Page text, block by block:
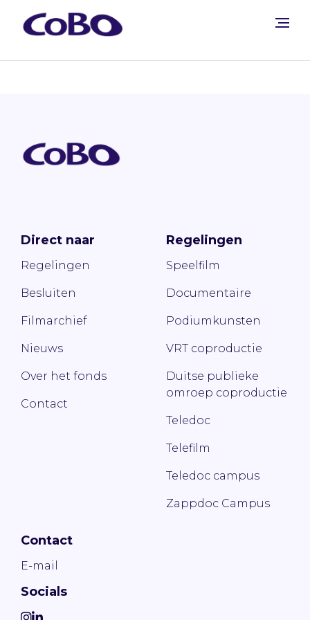
Direct naar
Regelingen
Besluiten
Filmarchief
Nieuws
Over het fonds
Contact
Regelingen
Speelfilm
Documentaire
Podiumkunsten
VRT coproductie
Duitse publieke
omroep coproductie
Teledoc
Telefilm
Teledoc campus
Zappdoc Campus
Contact
E-mail
Socials